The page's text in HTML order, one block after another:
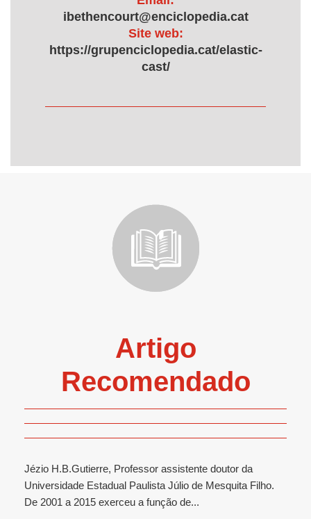
ibethencourt@enciclopedia.cat
Site web:
https://grupenciclopedia.cat/elastic-
cast/
Artigo
Recomendado
Jézio H.B.Gutierre, Professor assistente doutor da
Universidade Estadual Paulista Júlio de Mesquita Filho.
De 2001 a 2015 exerceu a função de...